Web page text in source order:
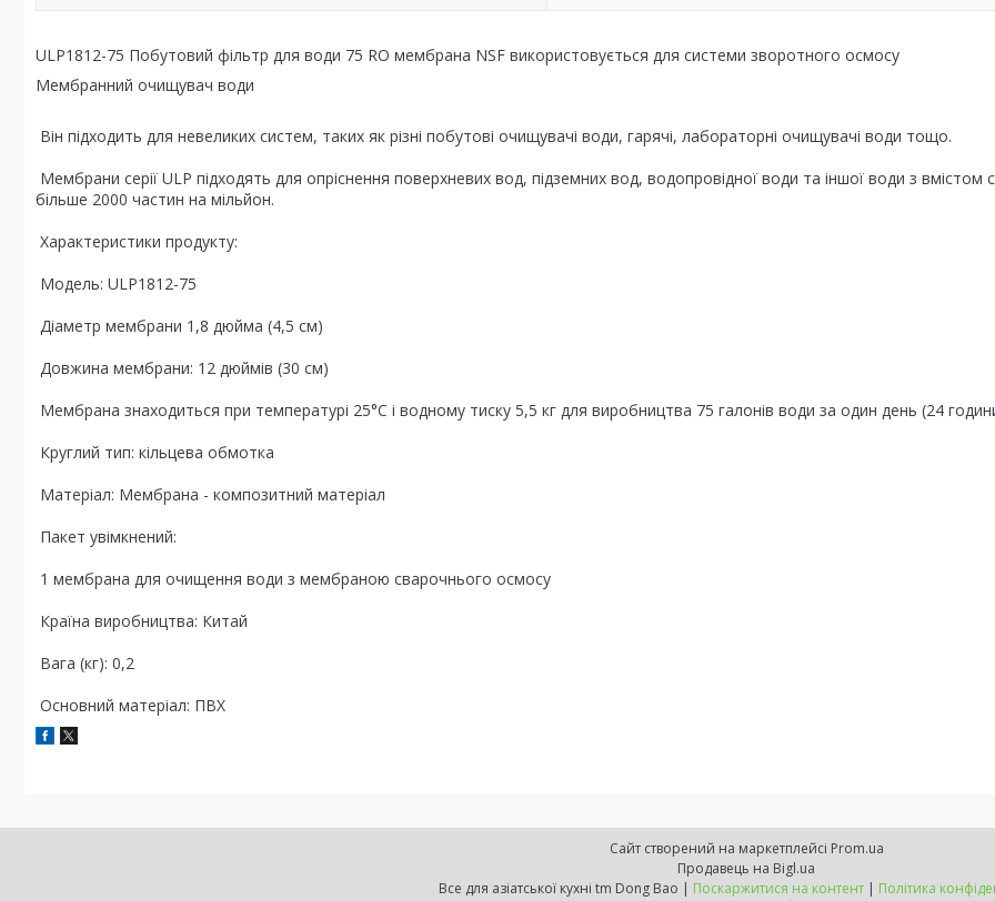
ULP1812-75 Побутовий фільтр для води 75 RO мембрана NSF використовується для системи зворотного осмосу
Мембранний очищувач води
Він підходить для невеликих систем, таких як різні побутові очищувачі води, гарячі, лабораторні очищувачі води тощо.
Мембрани серії ULP підходять для опріснення поверхневих вод, підземних вод, водопровідної води та іншої води з вмістом
більше 2000 частин на мільйон.
Характеристики продукту:
Модель: ULP1812-75
Діаметр мембрани 1,8 дюйма (4,5 см)
Довжина мембрани: 12 дюймів (30 см)
Мембрана знаходиться при температурі 25°C і водному тиску 5,5 кг для виробництва 75 галонів води за один день (24
Круглий тип: кільцева обмотка
Матеріал: Мембрана - композитний матеріал
Пакет увімкнений:
1 мембрана для очищення води з мембраною сварочнього осмосу
Країна виробництва: Китай
Вага (кг): 0,2
Основний матеріал: ПВХ
Сайт створений на маркетплейсі Prom.ua
Продавець на Bigl.ua
Все для азіатської кухні tm Dong Bao | Поскаржитися на контент | Політика